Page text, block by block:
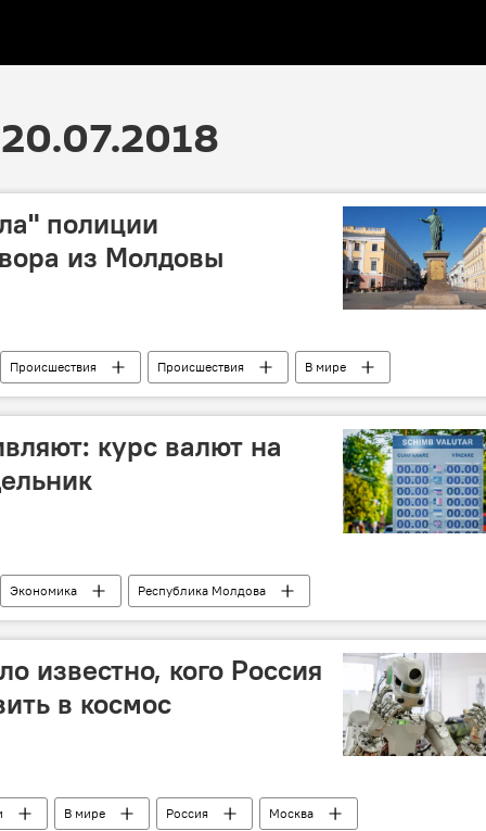
полиции
из Молдовы
Происшествия Происшествия
В мире
полиция кража ущерб
курс валют на
Экономика
Республика Молдова
обменный курс
курс валют на завтра
известно, кого Россия
в космос
В мире Россия
Москва